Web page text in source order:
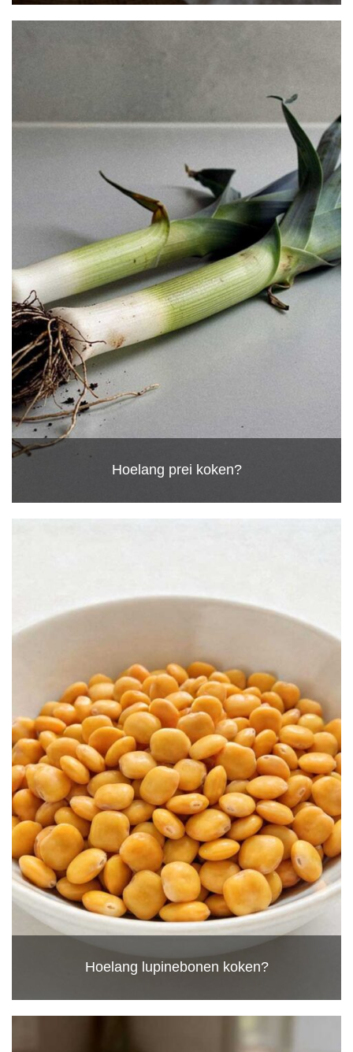
Hoelang prei koken?
Hoelang lupinebonen koken?